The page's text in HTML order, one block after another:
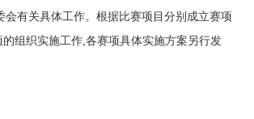
会有关具体工作。根据比赛项目分别成立赛项
组织实施工作,各赛项具体实施方案另行发